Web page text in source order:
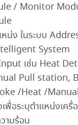
/ Monitor
หน่ง ในระบบ
System
เช่น Heat
Pull station,
/Heat /
พื่อระบุตำแหน่งเค
ามร้อน